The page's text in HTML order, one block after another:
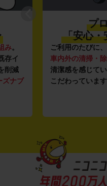
み。
存イ
削減
ズナブ
プ
「安心・
ご利用のたびに、
車内外の清掃・
清潔感を感じて
こだわっています